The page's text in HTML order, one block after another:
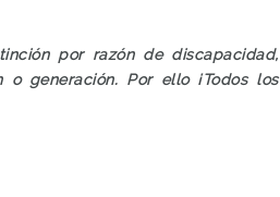
por razón de discapacidad,
generación. Por ello ¡Todos los